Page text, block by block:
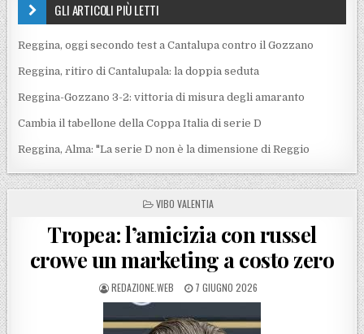
GLI ARTICOLI PIÙ LETTI
Reggina, oggi secondo test a Cantalupa contro il Gozzano
Reggina, ritiro di Cantalupala: la doppia seduta
Reggina-Gozzano 3-2: vittoria di misura degli amaranto
Cambia il tabellone della Coppa Italia di serie D
Reggina, Alma: "La serie D non è la dimensione di Reggio
POSTED IN
VIBO VALENTIA
Tropea: l’amicizia con russel
crowe un marketing a costo zero
POSTED BY
REDAZIONE.WEB POSTED ON
7 GIUGNO 2026